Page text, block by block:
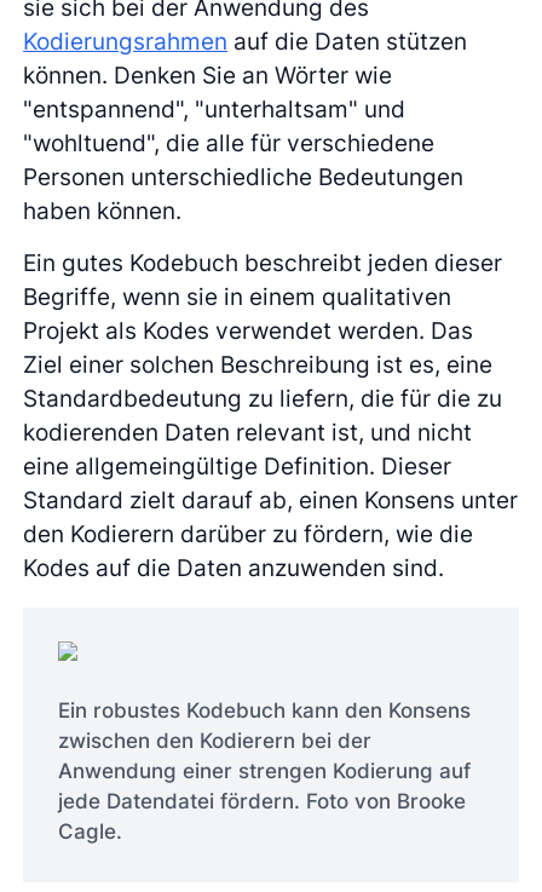
sie sich bei der Anwendung des
Kodierungsrahmen auf die Daten stützen
können. Denken Sie an Wörter wie
"entspannend", "unterhaltsam" und
"wohltuend", die alle für verschiedene
Personen unterschiedliche Bedeutungen
haben können.
Ein gutes Kodebuch beschreibt jeden dieser
Begriffe, wenn sie in einem qualitativen
Projekt als Kodes verwendet werden. Das
Ziel einer solchen Beschreibung ist es, eine
Standardbedeutung zu liefern, die für die zu
kodierenden Daten relevant ist, und nicht
eine allgemeingültige Definition. Dieser
Standard zielt darauf ab, einen Konsens unter
den Kodierern darüber zu fördern, wie die
Kodes auf die Daten anzuwenden sind.
Ein robustes Kodebuch kann den Konsens
zwischen den Kodierern bei der
Anwendung einer strengen Kodierung auf
jede Datendatei fördern. Foto von Brooke
Cagle.